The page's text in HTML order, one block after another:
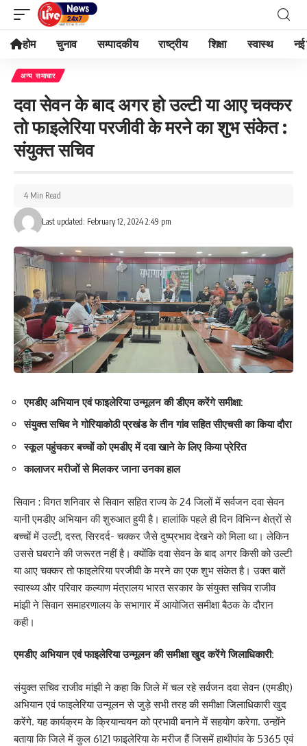
होम चुनाव सम्पादकीय राष्ट्रीय शिक्षा स्वास्थ नई
अन्य समाचार
दवा सेवन के बाद अगर हो उल्टी या आए चक्कर
तो फाइलेरिया परजीवी के मरने का शुभ संकेत :
संयुक्त सचिव
Last updated: February 12, 2024 2:49 pm
4 Min Read
एमडीए अभियान एवं फाइलेरिया उन्मूलन की डीएम करेंगे समीक्षा:
संयुक्त सचिव ने गोरियाकोठी प्रखंड के तीन गांव सहित सीएचसी का किया दौरा
स्कूल पहुंचकर बच्चों को एमडीए में दवा खाने के लिए किया प्रेरित
कालाजर मरीजों से मिलकर जाना उनका हाल
सिवान : विगत शनिवार से सिवान सहित राज्य के 24 जिलों में सर्वजन दवा सेवन
यानी एमडीए अभियान की शुरुआत हुयी है। हालांकि पहले ही दिन विभिन्न क्षेत्रों से
बच्चों में उल्टी, दस्त, सिरदर्द- चक्कर जैसे दुष्प्रभाव देखने को मिला था। लेकिन
उससे घबराने की जरूरत नहीं है। क्योंकि दवा सेवन के बाद अगर किसी को उल्टी
या आए चक्कर तो फाइलेरिया परजीवी के मरने का एक शुभ संकेत है। उक्त बातें
स्वास्थ्य और परिवार कल्याण मंत्रालय भारत सरकार के संयुक्त सचिव राजीव
मांझी ने सिवान समाहरणालय के सभागार में आयोजित समीक्षा बैठक के दौरान
कही।
एमडीए अभियान एवं फाइलेरिया उन्मूलन की समीक्षा खुद करेंगे जिलाधिकारी:
संयुक्त सचिव राजीव मांझी ने कहा कि जिले में चल रहे सर्वजन दवा सेवन (एमडीए)
अभियान एवं फाइलेरिया उन्मूलन से जुड़े सभी तरह की समीक्षा जिलाधिकारी खुद
करेंगे. यह कार्यक्रम के क्रियान्वयन को प्रभावी बनाने में सहयोग करेगा. उन्होंने
बताया कि जिले में कुल 6121 फाइलेरिया के मरीज हैं जिसमें हाथीपांव के 5365 एवं